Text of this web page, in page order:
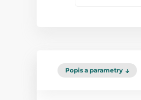
Popis a parametry